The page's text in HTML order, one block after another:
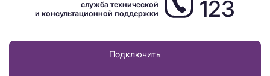
служба технической
и консультационной поддержки
123
Подключить